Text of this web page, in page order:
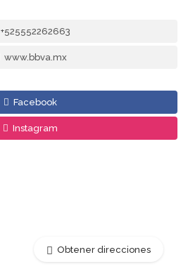
+525552262663
www.bbva.mx
Facebook
Instagram
Obtener direcciones